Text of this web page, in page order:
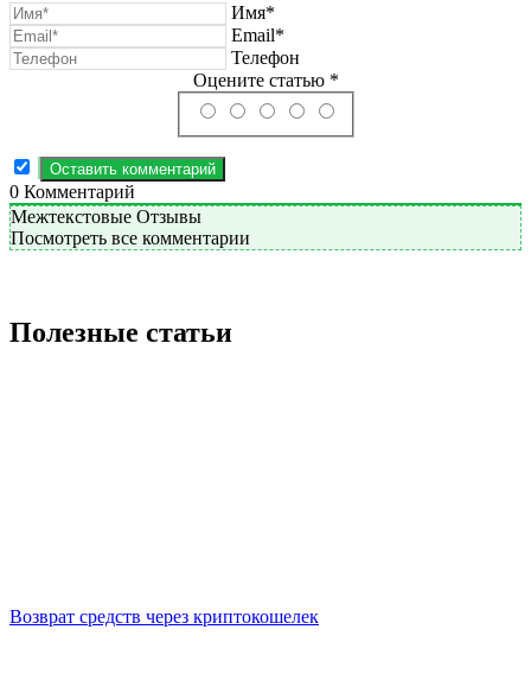
Имя*
Email*
Телефон
Оцените статью *
0 Комментарий
Межтекстовые Отзывы
Посмотреть все комментарии
Полезные статьи
Возврат средств через криптокошелек